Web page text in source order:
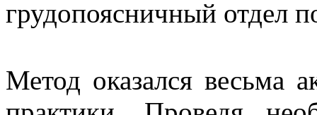
грудопоясничный отдел
Метод оказался весьма